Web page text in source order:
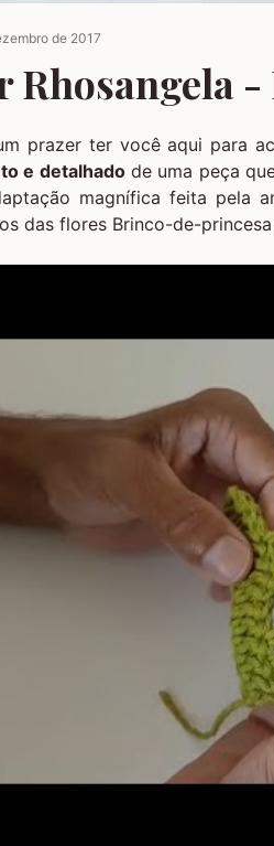
de 2017
Rhosangela -
prazer ter você aqui para
e detalhadode uma peça
magnífica feita pela
das flores Brinco-de-